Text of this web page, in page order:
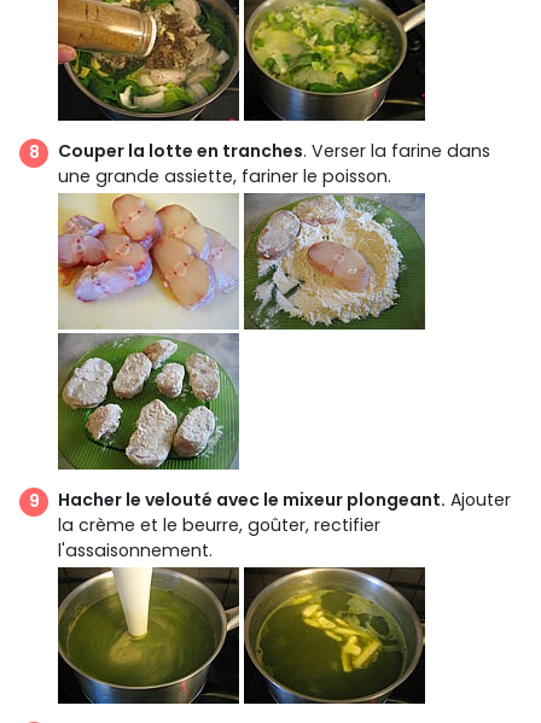
Couper la lotte en tranches. Verser la farine dans
une grande assiette, fariner le poisson.
Hacher le velouté avec le mixeur plongeant. Ajouter
la crème et le beurre, goûter, rectifier
l'assaisonnement.